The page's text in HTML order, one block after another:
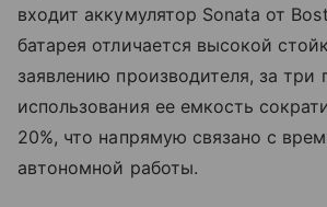
входит аккумулятор Sonata от
батарея отличается высокой
заявлению производителя, за три
использования ее емкость
20%, что напрямую связано с
автономной работы.